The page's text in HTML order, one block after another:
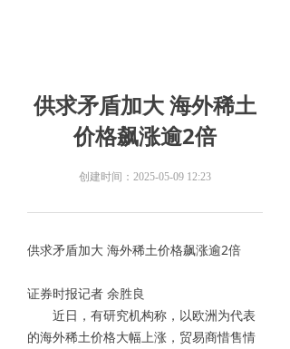
供求矛盾加大 海外稀土
价格飙涨逾2倍
创建时间： 2025-05-09 12:23
供求矛盾加大 海外稀土价格飙涨逾2倍
证券时报记者 余胜良
近日，有研究机构称，以欧洲为代表
的海外稀土价格大幅上涨，贸易商惜售情